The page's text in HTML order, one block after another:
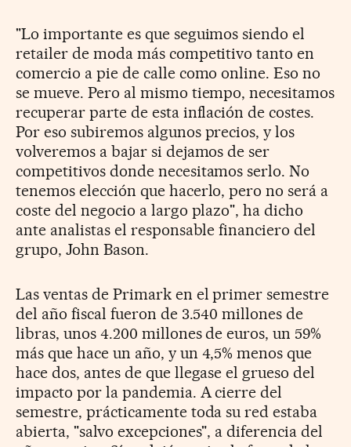
"Lo importante es que seguimos siendo el
retailer de moda más competitivo tanto en
comercio a pie de calle como online. Eso no
se mueve. Pero al mismo tiempo, necesitamos
recuperar parte de esta inflación de costes.
Por eso subiremos algunos precios, y los
volveremos a bajar si dejamos de ser
competitivos donde necesitamos serlo. No
tenemos elección que hacerlo, pero no será a
coste del negocio a largo plazo", ha dicho
ante analistas el responsable financiero del
grupo, John Bason.
Las ventas de Primark en el primer semestre
del año fiscal fueron de 3.540 millones de
libras, unos 4.200 millones de euros, un 59%
más que hace un año, y un 4,5% menos que
hace dos, antes de que llegase el grueso del
impacto por la pandemia. A cierre del
semestre, prácticamente toda su red estaba
abierta, "salvo excepciones", a diferencia del